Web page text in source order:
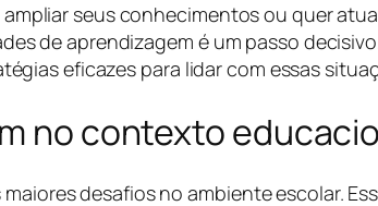
seus conhecimentos ou quer
de aprendizagem é um passo
eficazes para lidar com essas
no contexto
desafios no ambiente escolar.